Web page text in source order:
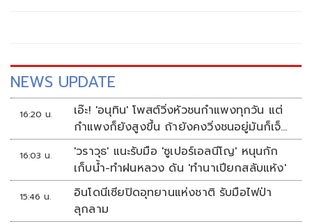
NEWS UPDATE
16:20 น.
เอ๊ะ! 'อนุทิน' โพสต์วิ่งหัวชนกำแพงทุกวัน แต่
กำแพงก็ยังสูงขึ้น ถ้ายังคงวิ่งชนอยู่มันก็เจ็บ
หัวอีก
16:03 น.
'วราวุธ' แนะรับมือ 'ซูเปอร์เอลนีโญ' หนุนกัก
เก็บน้ำ-ทำฝนหลวง ดัน 'ทำนาเปียกสลับแห้ง'
15:46 น.
อินโดนีเซียปิดอุทยานแห่งชาติ รับมือไฟป่า
ลุกลาม